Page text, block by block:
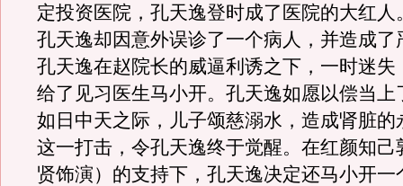
定投资医院，孔天逸登时成了医院的大红人
孔天逸却因意外误诊了一个病人，并造成了
孔天逸在赵院长的威逼利诱之下，一时迷失
给了见习医生马小开。孔天逸如愿以偿当上
如日中天之际，儿子颂慈溺水，造成肾脏的
这一打击，令孔天逸终于觉醒。在红颜知己
贤饰演）的支持下，孔天逸决定还马小开一